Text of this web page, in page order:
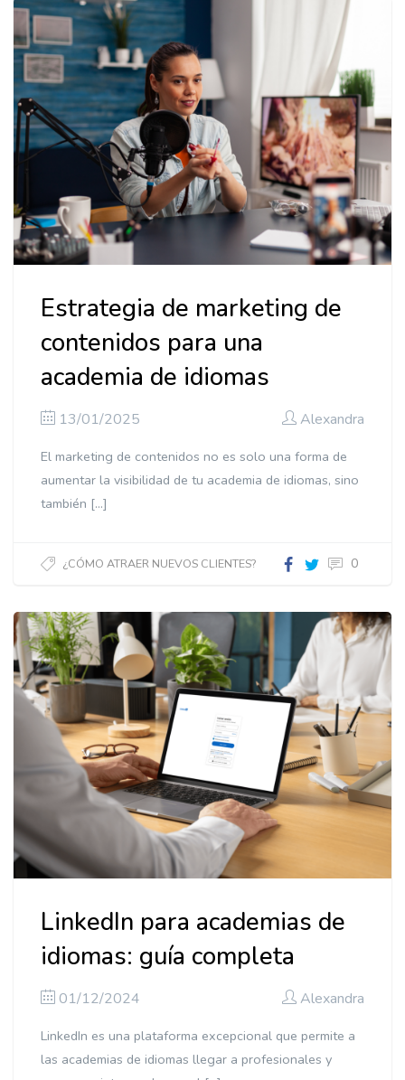
Estrategia de marketing de
contenidos para una
academia de idiomas
13/01/2025 Alexandra
El marketing de contenidos no es solo una forma de
aumentar la visibilidad de tu academia de idiomas, sino
también […]
¿CÓMO ATRAER NUEVOS CLIENTES? 0
LinkedIn para academias de
idiomas: guía completa
01/12/2024 Alexandra
LinkedIn es una plataforma excepcional que permite a
las academias de idiomas llegar a profesionales y